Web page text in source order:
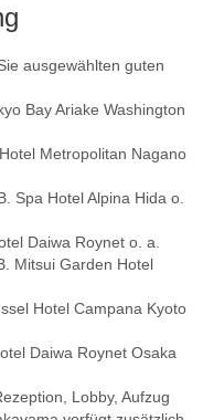
ausgewählten guten
Bay Ariake Washington
Metropolitan Nagano
Spa Hotel Alpina Hida o.
Daiwa Roynet o. a.
Mitsui Garden Hotel
Hotel Campana Kyoto
Daiwa Roynet Osaka
Lobby, Aufzug